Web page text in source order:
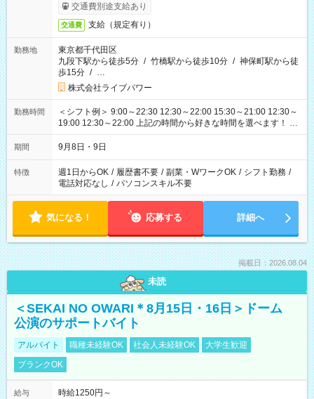
交通費別途支給あり
交通費 支給（規定有り）
勤務地
東京都千代田区
九段下駅から徒歩5分 / 竹橋駅から徒歩10分 / 神保町駅から徒
歩15分 / …
株式会社ライブパワー
勤務時間
＜シフト例＞ 9:00～22:30 12:30～22:00 15:30～21:00 12:30～
19:00 12:30～22:00 上記の時間から好きな時間を選べます！ ※
時間は変更となる可能性があります
期間 9月8日・9日
特徴 週1日からOK / 履歴書不要 / 副業・WワークOK / シフト勤務 /
電話対応なし / パソコンスキル不要
気になる！ 応募する 詳細へ
掲載日：2026.08.04
未読
＜SEKAI NO OWARI＊8月15日・16日＞ドーム
公演のサポートバイト
アルバイト 職種未経験OK 社会人未経験OK
大学生歓迎
ブランクOK
給与 時給1250円～